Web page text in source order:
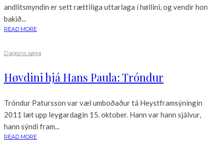
andlitsmyndin er sett rættiliga uttarlaga í høllini, og vendir hon
bakið...
READ MORE
Dagsins søga
Høvdini hjá Hans Paula: Tróndur
Tróndur Patursson var væl umboðaður tá Heystframsýningin
2011 læt upp leygardagin 15. oktober. Hann var hann sjálvur,
hann sýndi fram...
READ MORE